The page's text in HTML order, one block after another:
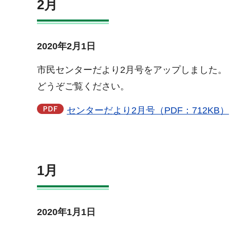
2月
2020年2月1日
市民センターだより2月号をアップしました。
どうぞご覧ください。
センターだより2月号（PDF：712KB）
1月
2020年1月1日